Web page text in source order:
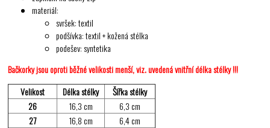
materiál:
svršek: textil
podšívka: textil + kožená stélka
podešev: syntetika
Bačkorky jsou oproti běžné velikosti menší, viz. uvedená vnitřní délka stélky !!!
Velikost
Délka stélky
Šířka stélky
26
16,3 cm
6,3 cm
27
16,8 cm
6,4 cm